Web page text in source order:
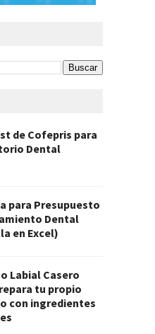
de Cofepris para
Dental
para Presupuesto
Dental
en Excel)
Labial Casero
tu propio
con ingredientes